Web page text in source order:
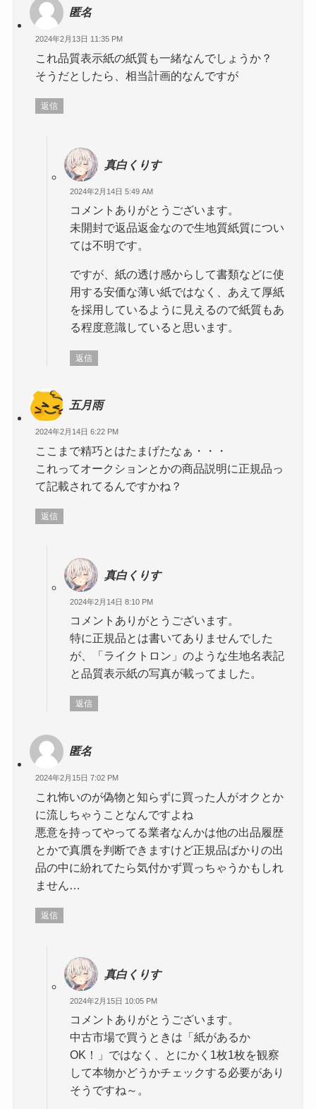
匿名
2024年2月13日 11:35 PM
これ品質表示紙の紙質も一緒なんでしょうか？
そうだとしたら、相当計画的なんですが
返信
真白くりす
2024年2月14日 5:49 AM
コメントありがとうございます。
未開封で返品返金なので生地質紙質につい
ては不明です。
ですが、紙の透け感からして書類などに使
用する安価な薄い紙ではなく、あえて厚紙
を採用しているように見えるので紙質もあ
る程度意識していると思います。
返信
五月雨
2024年2月14日 6:22 PM
ここまで精巧とはたまげたなぁ・・・
これってオークションとかの商品説明に正規品っ
て記載されてるんですかね？
返信
真白くりす
2024年2月14日 8:10 PM
コメントありがとうございます。
特に正規品とは書いてありませんでした
が、「ライクトロン」のような生地名表記
と品質表示紙の写真が載ってました。
返信
匿名
2024年2月15日 7:02 PM
これ怖いのが偽物と知らずに買った人がオクとか
に流しちゃうことなんですよね
悪意を持ってやってる業者なんかは他の出品履歴
とかで真贋を判断できますけど正規品ばかりの出
品の中に紛れてたら気付かず買っちゃうかもしれ
ません…
返信
真白くりす
2024年2月15日 10:05 PM
コメントありがとうございます。
中古市場で買うときは「紙があるか
OK！」ではなく、とにかく1枚1枚を観察
して本物かどうかチェックする必要があり
そうですね～。